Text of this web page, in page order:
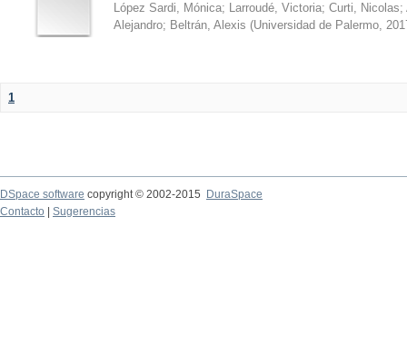
López Sardi, Mónica; Larroudé, Victoria; Curti, Nicolas;
Alejandro; Beltrán, Alexis (Universidad de Palermo,
1
DSpace software copyright © 2002-2015
DuraSpace
Contacto
Sugerencias